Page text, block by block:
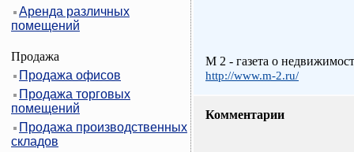
Аренда различных
помещений
Продажа
Продажа офисов
Продажа торговых
помещений
Продажа производственных
складов
M 2 - газета о
http://www.m-2.ru/
Комментарии